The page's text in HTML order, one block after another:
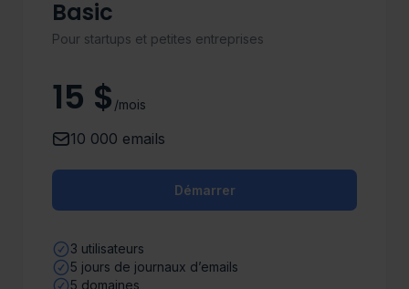
Basic
Pour startups et petites entreprises
15 $ /mois
10 000 emails
Démarrer
3 utilisateurs
5 jours de journaux d’emails
5 domaines